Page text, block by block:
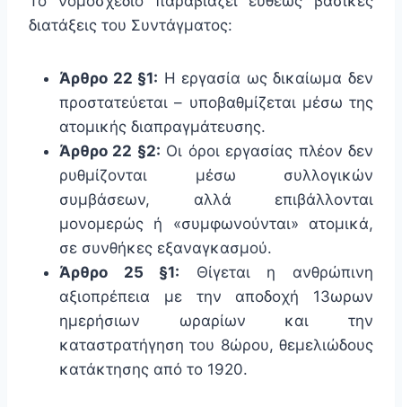
διατάξεις του Συντάγματος:
Άρθρο 22 §1: Η εργασία ως δικαίωμα δεν
προστατεύεται – υποβαθμίζεται μέσω της
ατομικής διαπραγμάτευσης.
Άρθρο 22 §2: Οι όροι εργασίας πλέον δεν
ρυθμίζονται μέσω συλλογικών
συμβάσεων, αλλά επιβάλλονται
μονομερώς ή «συμφωνούνται» ατομικά,
σε συνθήκες εξαναγκασμού.
Άρθρο 25 §1: Θίγεται η ανθρώπινη
αξιοπρέπεια με την αποδοχή 13ωρων
ημερήσιων ωραρίων και την
καταστρατήγηση του 8ώρου, θεμελιώδους
κατάκτησης από το 1920.